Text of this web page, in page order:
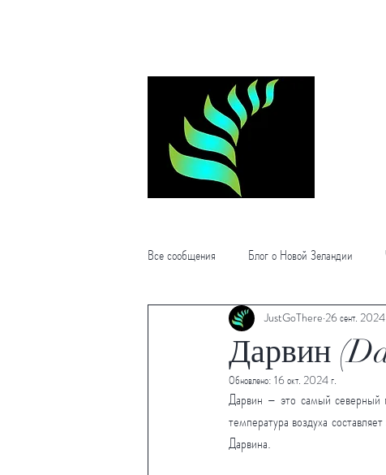
Все сообщения Блог о Новой Зеландии
Туры в Австралию Что посетить в
Дарвин
JustGoThere 26 сент. 2024
Обновлено: 16 окт. 2024 г.
Дарвин – это самый северный
температура воздуха
Дарвина.